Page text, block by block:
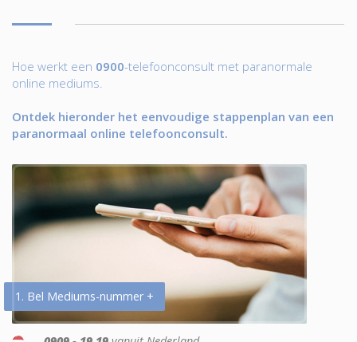
Hoe werkt een 0900-telefoonconsult met paranormale
online mediums.
Ontdek hieronder het eenvoudige stappenplan van een
paranormaal online telefoonconsult.
1. Bel Mediums-nummer +